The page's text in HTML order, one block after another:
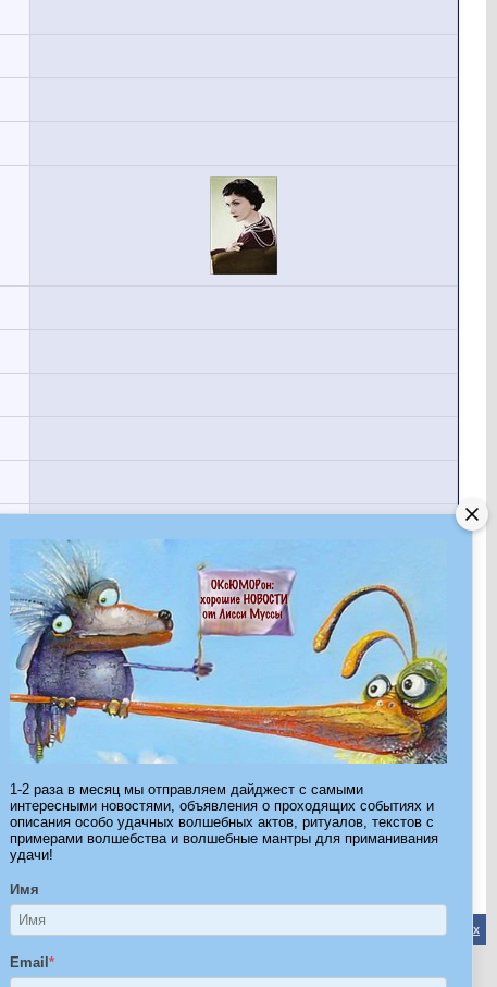
1-2 раза в месяц мы отправляем дайджест с самыми
интересными новостями, объявления о проходящих событиях и
описания особо удачных волшебных актов, ритуалов, текстов с
примерами волшебства и волшебные мантры для приманивания
удачи!
Имя
Email *
Страница 1 из 31 1 2 3 11 > Последняя »
Вверх